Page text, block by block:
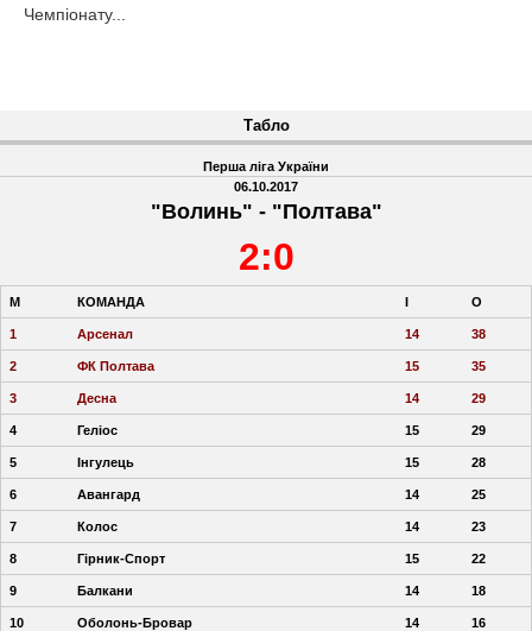
Чемпіонату...
Табло
Перша ліга України
06.10.2017
"Волинь" - "Полтава"
2:0
М КОМАНДА І О
1 Арсенал 14 38
2 ФК Полтава 15 35
3 Десна 14 29
4 Геліос 15 29
5 Інгулець 15 28
6 Авангард 14 25
7 Колос 14 23
8 Гірник-Спорт 15 22
9 Балкани 14 18
10 Оболонь-Бровар 14 16